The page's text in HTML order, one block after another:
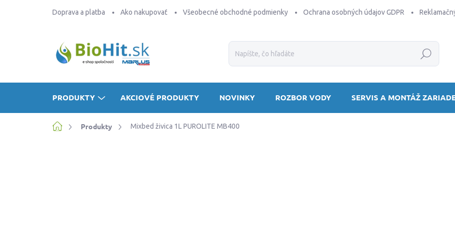
Doprava a platba Ako nakupovať Všeobecné obchodné podmienky Ochrana osobných údajov GDPR
Hľadať
PRODUKTY AKCIOVÉ PRODUKTY NOVINKY ROZBOR VODY SERVIS A MONTÁŽ
DomovProdukty Mixbed živica 1L PUROLITE MB400